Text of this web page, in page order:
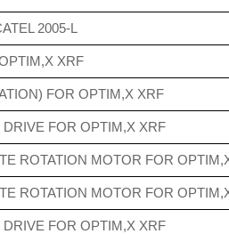
2005-L
XRF
FOR OPTIM,X XRF
FOR OPTIM,X XRF
ROTATION MOTOR FOR
ROTATION MOTOR FOR
FOR OPTIM,X XRF